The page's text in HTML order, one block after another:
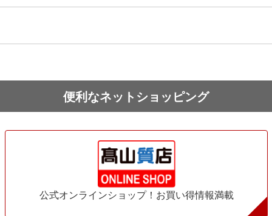
便利なネットショッピング
公式オンラインショップ！お買い得情報満載